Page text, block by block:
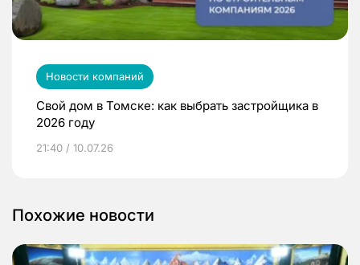
Новости компаний
Свой дом в Томске: как выбрать застройщика в
2026 году
21:40 / 10.07.26
Похожие новости